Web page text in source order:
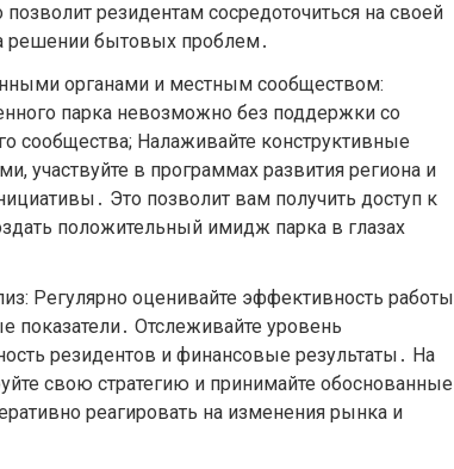
резидентам сосредоточиться на своей
решении бытовых проблем․
органами и местным сообществом:
парка невозможно без поддержки со
сообщества; Налаживайте конструктивные
участвуйте в программах развития региона и
Это позволит вам получить доступ к
положительный имидж парка в глазах
Регулярно оценивайте эффективность работы
показатели․ Отслеживайте уровень
резидентов и финансовые результаты․ На
свою стратегию и принимайте обоснованные
реагировать на изменения рынка и